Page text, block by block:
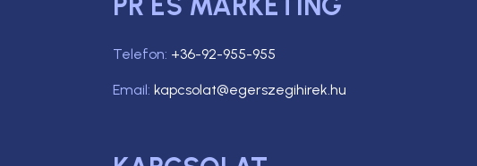
Telefon: +36-92-955-955
Email: kapcsolat@egerszegihirek.hu